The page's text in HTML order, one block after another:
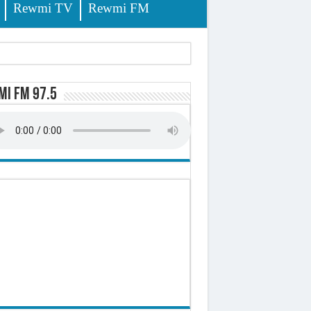
Rewmi TV Rewmi FM
FM 97.5